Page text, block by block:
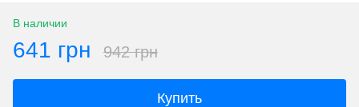
В наличии
641 грн 942 грн
Купить